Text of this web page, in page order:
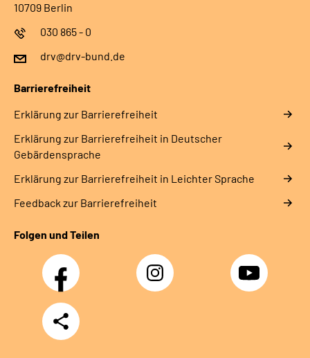
10709 Berlin
030 865 - 0
drv@drv-bund.de
Barrierefreiheit
Erklärung zur Barrierefreiheit
Erklärung zur Barrierefreiheit in Deutscher
Gebärdensprache
Erklärung zur Barrierefreiheit in Leichter Sprache
Feedback zur Barrierefreiheit
Folgen und Teilen
Facebook Instagram YouTube
Teilen